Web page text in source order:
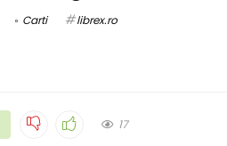
Carti librex.ro
17